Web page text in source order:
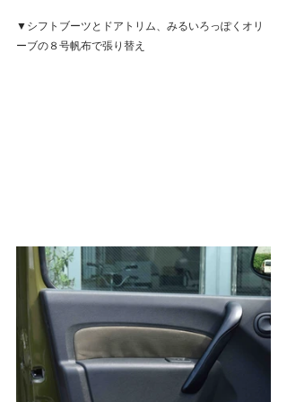
▼シフトブーツとドアトリム、みるいろっぽくオリ
ーブの８号帆布で張り替え